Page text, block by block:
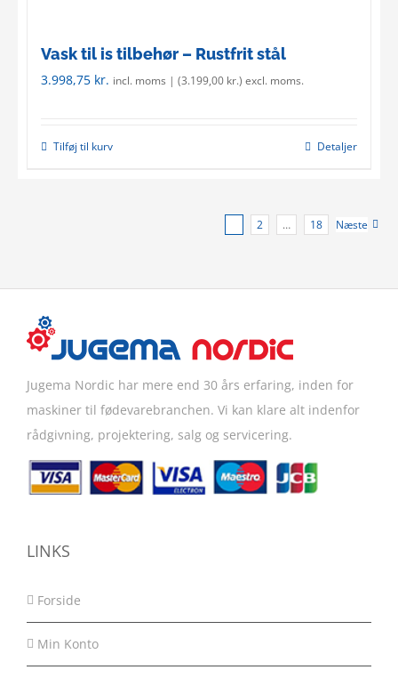
Vask til is tilbehør – Rustfrit stål
3.998,75 kr. incl. moms | (3.199,00 kr.) excl. moms.
Tilføj til kurv Detaljer
2 … 18 Næste
Jugema Nordic har mere end 30 års erfaring, inden for
maskiner til fødevarebranchen. Vi kan klare alt indenfor
rådgivning, projektering, salg og servicering.
LINKS
Forside
Min Konto